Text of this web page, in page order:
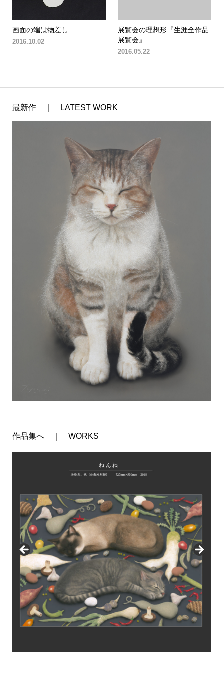
画面の端は物差し
2016.10.02
展覧会の理想形『生涯全作品
展覧会』
2016.05.22
最新作 ｜ LATEST WORK
作品集へ ｜ WORKS